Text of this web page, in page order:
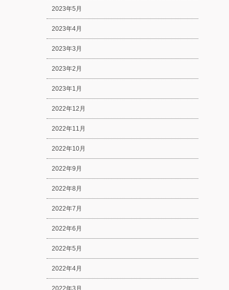
2023年5月
2023年4月
2023年3月
2023年2月
2023年1月
2022年12月
2022年11月
2022年10月
2022年9月
2022年8月
2022年7月
2022年6月
2022年5月
2022年4月
2022年3月